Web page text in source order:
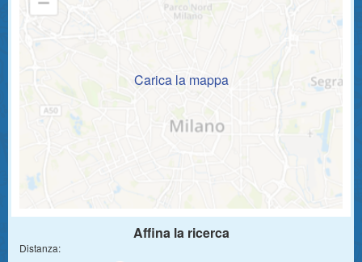
Carica la mappa
Affina la ricerca
Distanza: